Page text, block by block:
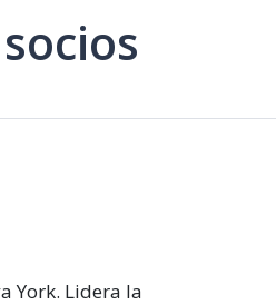
York. Lidera la